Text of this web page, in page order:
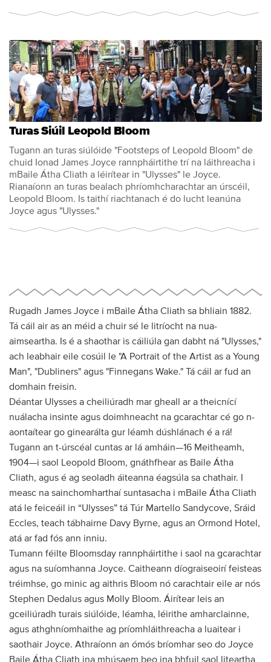
Turas Siúil Leopold Bloom
Tugann an turas siúlóide "Footsteps of Leopold Bloom" de
chuid Ionad James Joyce rannpháirtithe trí na láithreacha i
mBaile Átha Cliath a léirítear in "Ulysses" le Joyce.
Rianaíonn an turas bealach phríomhcharachtar an úrscéil,
Leopold Bloom. Is taithí riachtanach é do lucht leanúna
Joyce agus "Ulysses."
Rugadh James Joyce i mBaile Átha Cliath sa bhliain 1882.
Tá cáil air as an méid a chuir sé le litríocht na nua-
aimseartha. Is é a shaothar is cáiliúla gan dabht ná "Ulysses,"
ach leabhair eile cosúil le "A Portrait of the Artist as a Young
Man", "Dubliners" agus "Finnegans Wake." Tá cáil ar fud an
domhain freisin.
Déantar Ulysses a cheiliúradh mar gheall ar a theicnící
nuálacha insinte agus doimhneacht na gcarachtar cé go n-
aontaítear go ginearálta gur léamh dúshlánach é a rá!
Tugann an t-úrscéal cuntas ar lá amháin—16 Meitheamh,
1904—i saol Leopold Bloom, gnáthfhear as Baile Átha
Cliath, agus é ag seoladh áiteanna éagsúla sa chathair. I
measc na sainchomharthaí suntasacha i mBaile Átha Cliath
atá le feiceáil in “Ulysses” tá Túr Martello Sandycove, Sráid
Eccles, teach tábhairne Davy Byrne, agus an Ormond Hotel,
atá ar fad fós ann inniu.
Tumann féilte Bloomsday rannpháirtithe i saol na gcarachtar
agus na suíomhanna Joyce. Caitheann díograiseoirí feisteas
tréimhse, go minic ag aithris Bloom nó carachtair eile ar nós
Stephen Dedalus agus Molly Bloom. Áirítear leis an
gceiliúradh turais siúlóide, léamha, léirithe amharclainne,
agus athghníomhaithe ag príomhláithreacha a luaitear i
saothair Joyce. Athraíonn an ómós bríomhar seo do Joyce
Baile Átha Cliath ina mhúsaem beo ina bhfuil saol liteartha